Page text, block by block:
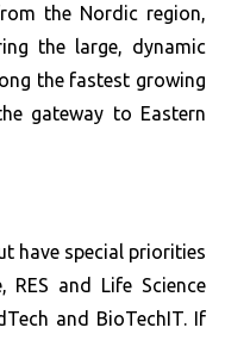
the Nordic region,
the large, dynamic
the fastest growing
gateway to Eastern
have special priorities
and Life Science
and BioTechIT. If